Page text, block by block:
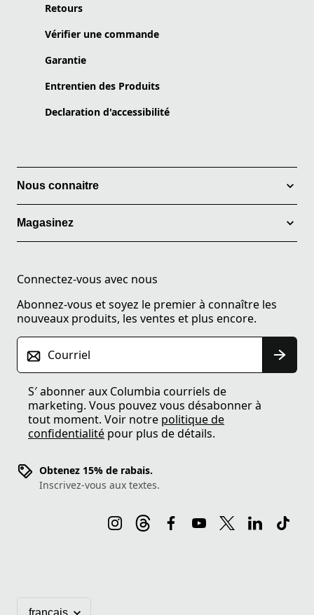
Retours
Vérifier une commande
Garantie
Entrentien des Produits
Declaration d'accessibilité
Nous connaitre
Magasinez
Connectez-vous avec nous
Abonnez-vous et soyez le premier à connaître les
nouveaux produits, les ventes et plus encore.
Courriel
S′ abonner aux Columbia courriels de
marketing. Vous pouvez vous désabonner à
tout moment. Voir notre politique de
confidentialité pour plus de détails.
Obtenez 15% de rabais.
Inscrivez-vous aux textes.